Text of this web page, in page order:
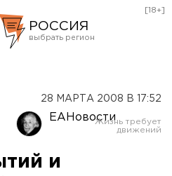
РОССИЯ
Оренбург
[18+]
28 МАРТА 2008 В 17:52
ЕАНовости
и